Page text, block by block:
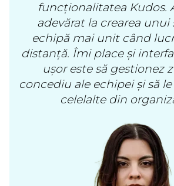
funcționalitatea Kudos.
adevărat la crearea unui
echipă mai unit când
distanță. Îmi place și
ușor este să gestionez
concediu ale echipei și să
celelalte din